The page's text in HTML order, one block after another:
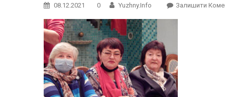
08.12.2021 0 Yuzhny.info Залишити